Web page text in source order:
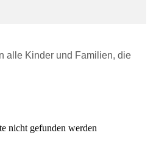
alle Kinder und Familien, die